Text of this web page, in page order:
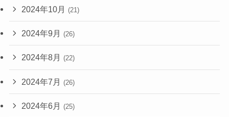
2024年10月 (21)
2024年9月 (26)
2024年8月 (22)
2024年7月 (26)
2024年6月 (25)